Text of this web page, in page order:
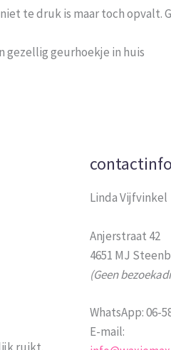
te druk is maar toch opvalt.
gezellig geurhoekje in huis
contactinfo
Linda Vijfvinkel
Anjerstraat 42
4651 MJ
(Geen
WhatsApp: 06-
E-mail: